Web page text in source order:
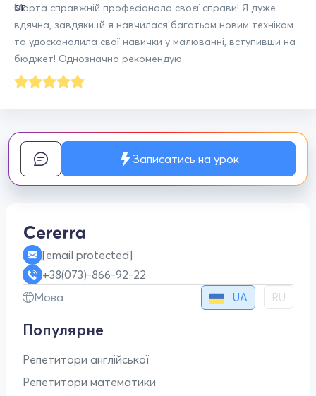
Марта справжній професіонала своєї справи! Я дуже
вдячна, завдяки їй я навчилася багатьом новим технікам
та удосконалила свої навички у малюванні, вступивши на
бюджет! Однозначно рекомендую.
Записатись на урок
[email protected]
+38(073)-866-92-22
Мова
UA RU
Популярне
Репетитори англійської
Репетитори математики